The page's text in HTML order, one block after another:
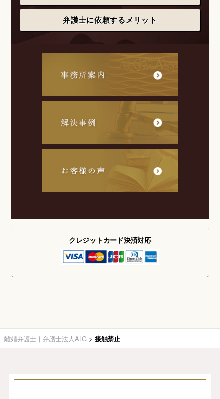
弁護士に依頼するメリット
クレジットカード決済対応
離婚弁護士｜弁護士法人ALG > 接触禁止